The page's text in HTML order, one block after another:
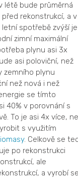
létě bude průměrná
rekonstrukcí, a v
spotřebě zvýší
zimní maximální
plynu asi 3x
asi poloviční, než
zemního plynu
než nová i než
se tímto
40% v porovnání s
To je asi 4x více,
s využitím
. Celkově se
po rekonstrukci
ale
a vyrobí